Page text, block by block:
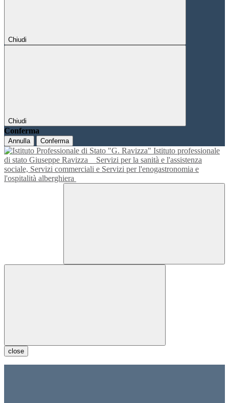
Chiudi
Chiudi
Conferma
Annulla Conferma
Istituto professionale
di stato Giuseppe Ravizza
Servizi per la sanità e l'assistenza
sociale, Servizi commerciali e Servizi per l'enogastronomia e
l'ospitalità alberghiera
close